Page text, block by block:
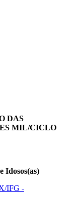
DAS
MIL/CICLO
Idosos(as)
IFG -